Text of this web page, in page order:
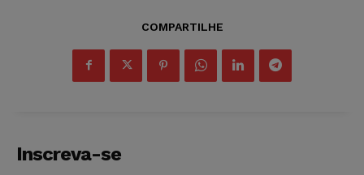
COMPARTILHE
Inscreva-se